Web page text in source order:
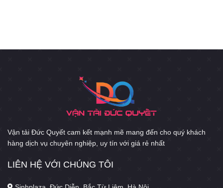
Vận tải Đức Quyết cam kết mạnh mẽ mang đến cho quý khách
hàng dịch vụ chuyên nghiệp, uy tín với giá rẻ nhất
LIÊN HỆ VỚI CHÚNG TÔI